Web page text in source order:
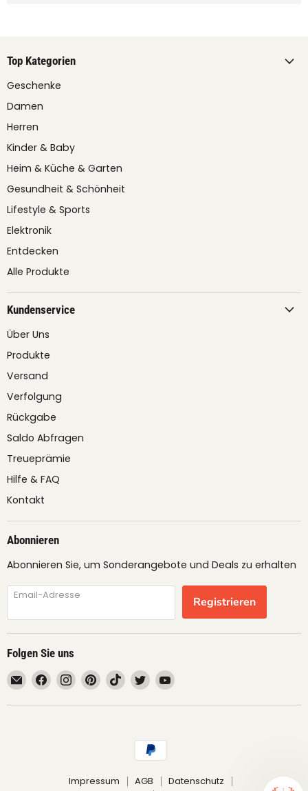
Top Kategorien
Geschenke
Damen
Herren
Kinder & Baby
Heim & Küche & Garten
Gesundheit & Schönheit
Lifestyle & Sports
Elektronik
Entdecken
Alle Produkte
Kundenservice
Über Uns
Produkte
Versand
Verfolgung
Rückgabe
Saldo Abfragen
Treueprämie
Hilfe & FAQ
Kontakt
Abonnieren
Abonnieren Sie, um Sonderangebote und Deals zu erhalten
Email-Adresse Registrieren
Folgen Sie uns
Email
fruimundo
Finden
Sie
uns
Finden
Sie
uns
Finden
Sie
uns
Pinterest
Finden
Sie
uns
TikTok
Finden
Sie
uns
Twitter
Finden
uns
Impressum AGB
Datenschutz